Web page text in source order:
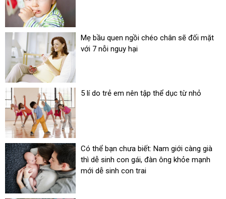
Mẹ bầu quen ngồi chéo chân sẽ đối mặt
với 7 nỗi nguy hại
5 lí do trẻ em nên tập thể dục từ nhỏ
Có thể bạn chưa biết: Nam giới càng già
thì dễ sinh con gái, đàn ông khỏe mạnh
mới dễ sinh con trai